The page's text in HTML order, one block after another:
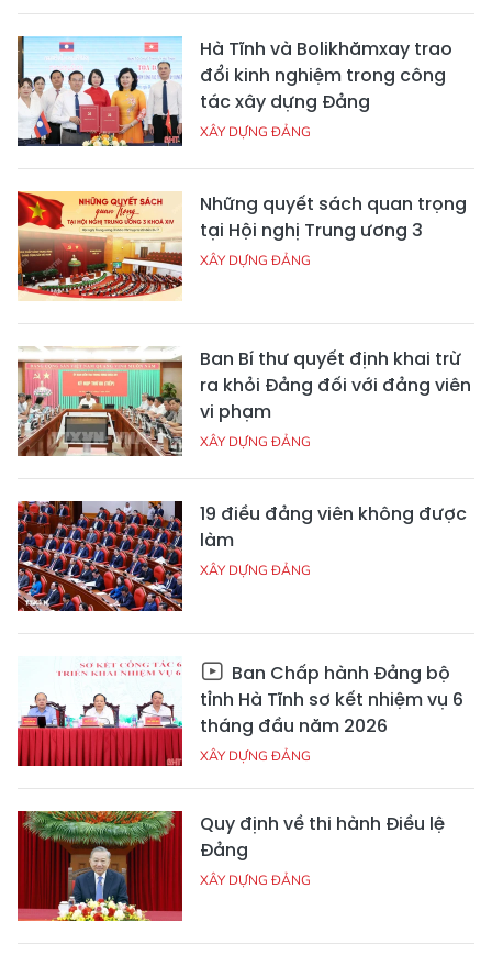
Hà Tĩnh và Bolikhămxay trao
đổi kinh nghiệm trong công
tác xây dựng Đảng
XÂY DỰNG ĐẢNG
Những quyết sách quan trọng
tại Hội nghị Trung ương 3
XÂY DỰNG ĐẢNG
Ban Bí thư quyết định khai trừ
ra khỏi Đảng đối với đảng viên
vi phạm
XÂY DỰNG ĐẢNG
19 điều đảng viên không được
làm
XÂY DỰNG ĐẢNG
Ban Chấp hành Đảng bộ
tỉnh Hà Tĩnh sơ kết nhiệm vụ 6
tháng đầu năm 2026
XÂY DỰNG ĐẢNG
Quy định về thi hành Điều lệ
Đảng
XÂY DỰNG ĐẢNG